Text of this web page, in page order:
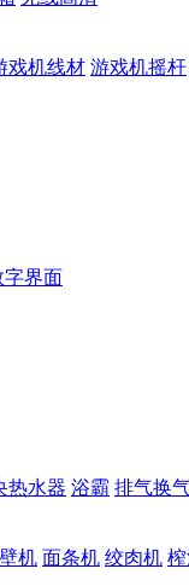
戏机线材 游戏机摇杆
字界面
热水器 浴霸 排气换
机 面条机 绞肉机